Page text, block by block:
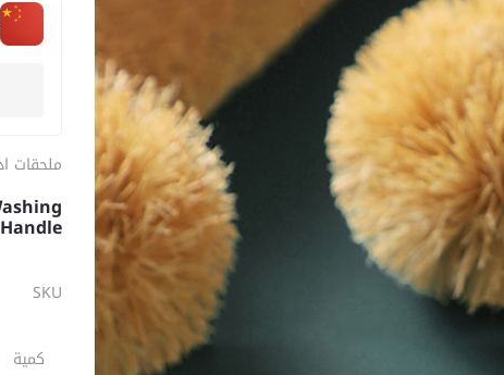
ملحقات
SKU
كمية